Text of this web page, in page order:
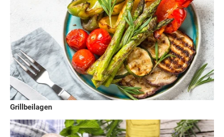
Grillbeilagen